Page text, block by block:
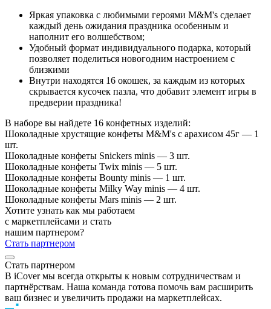
Яркая упаковка с любимыми героями M&M's сделает
каждый день ожидания праздника особенным и
наполнит его волшебством;
Удобный формат индивидуального подарка, который
позволяет поделиться новогодним настроением с
близкими
Внутри находятся 16 окошек, за каждым из которых
скрывается кусочек пазла, что добавит элемент игры в
предверии праздника!
В наборе вы найдете 16 конфетных изделий:
Шоколадные хрустящие конфеты M&M's с арахисом 45г — 1
шт.
Шоколадные конфеты Snickers minis — 3 шт.
Шоколадные конфеты Twix minis — 5 шт.
Шоколадные конфеты Bounty minis — 1 шт.
Шоколадные конфеты Milky Way minis — 4 шт.
Шоколадные конфеты Mars minis — 2 шт.
Хотите узнать как мы работаем
с маркетплейсами и стать
нашим партнером?
Стать партнером
Стать партнером
В iCover мы всегда открыты к новым сотрудничествам и
партнёрствам. Наша команда готова помочь вам расширить
ваш бизнес и увеличить продажи на маркетплейсах.